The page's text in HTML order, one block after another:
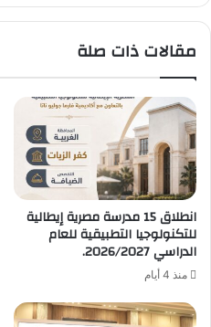
الدراسي
مقالات ذات صلة
انطلاق 15 مدرسة مصرية إيطالية
للتكنولوجيا التطبيقية للعام
الدراسي 2026/2027.
منذ 4 أيام